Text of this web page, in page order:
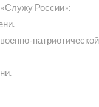
России»:
патриотической